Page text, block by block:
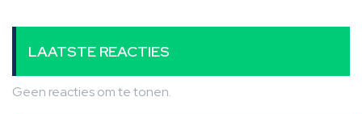
LAATSTE REACTIES
Geen reacties om te tonen.